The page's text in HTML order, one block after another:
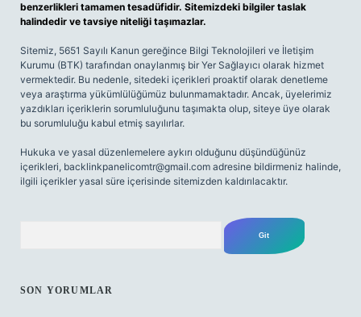
benzerlikleri tamamen tesadüfidir. Sitemizdeki bilgiler taslak
halindedir ve tavsiye niteliği taşımazlar.
Sitemiz, 5651 Sayılı Kanun gereğince Bilgi Teknolojileri ve İletişim
Kurumu (BTK) tarafından onaylanmış bir Yer Sağlayıcı olarak hizmet
vermektedir. Bu nedenle, sitedeki içerikleri proaktif olarak denetleme
veya araştırma yükümlülüğümüz bulunmamaktadır. Ancak, üyelerimiz
yazdıkları içeriklerin sorumluluğunu taşımakta olup, siteye üye olarak
bu sorumluluğu kabul etmiş sayılırlar.
Hukuka ve yasal düzenlemelere aykırı olduğunu düşündüğünüz
içerikleri, backlinkpanelicomtr@gmail.com adresine bildirmeniz halinde,
ilgili içerikler yasal süre içerisinde sitemizden kaldırılacaktır.
SON YORUMLAR